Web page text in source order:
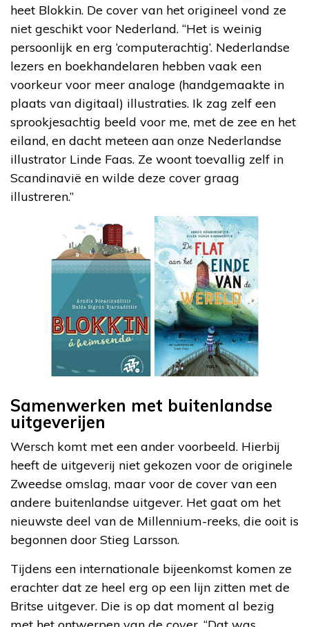
heet Blokkin. De cover van het origineel vond ze
niet geschikt voor Nederland. “Het is weinig
persoonlijk en erg ‘computerachtig’. Nederlandse
lezers en boekhandelaren hebben vaak een
voorkeur voor meer analoge (handgemaakte in
plaats van digitaal) illustraties. Ik zag zelf een
sprookjesachtig beeld voor me, met de zee en het
eiland, en dacht meteen aan onze Nederlandse
illustrator Linde Faas. Ze woont toevallig zelf in
Scandinavië en wilde deze cover graag
illustreren.”
Samenwerken met buitenlandse
uitgeverijen
Wersch komt met een ander voorbeeld. Hierbij
heeft de uitgeverij niet gekozen voor de originele
Zweedse omslag, maar voor de cover van een
andere buitenlandse uitgever. Het gaat om het
nieuwste deel van de Millennium-reeks, die ooit is
begonnen door Stieg Larsson.
Tijdens een internationale bijeenkomst komen ze
erachter dat ze heel erg op een lijn zitten met de
Britse uitgever. Die is op dat moment al bezig